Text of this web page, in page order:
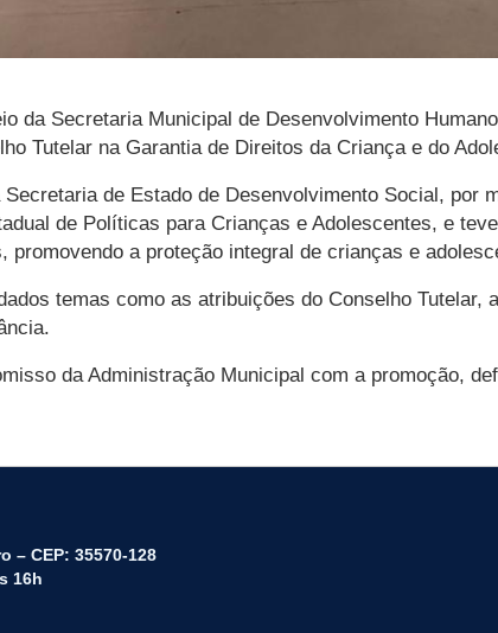
da Secretaria Municipal de Desenvolvimento
Tutelar na Garantia de Direitos da Criança e do
de Estado de Desenvolvimento Social, por
de Políticas para Crianças e Adolescentes, e
promovendo a proteção integral de crianças e
temas como as atribuições do Conselho
da Administração Municipal com a promoção,
– CEP: 35570-128
16h